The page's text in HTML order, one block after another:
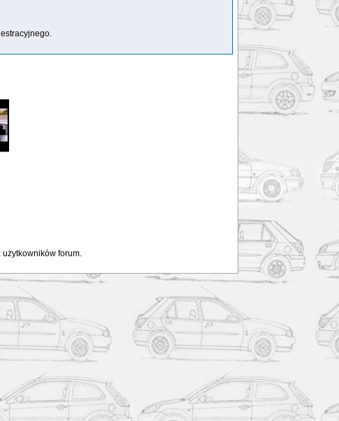
forum.